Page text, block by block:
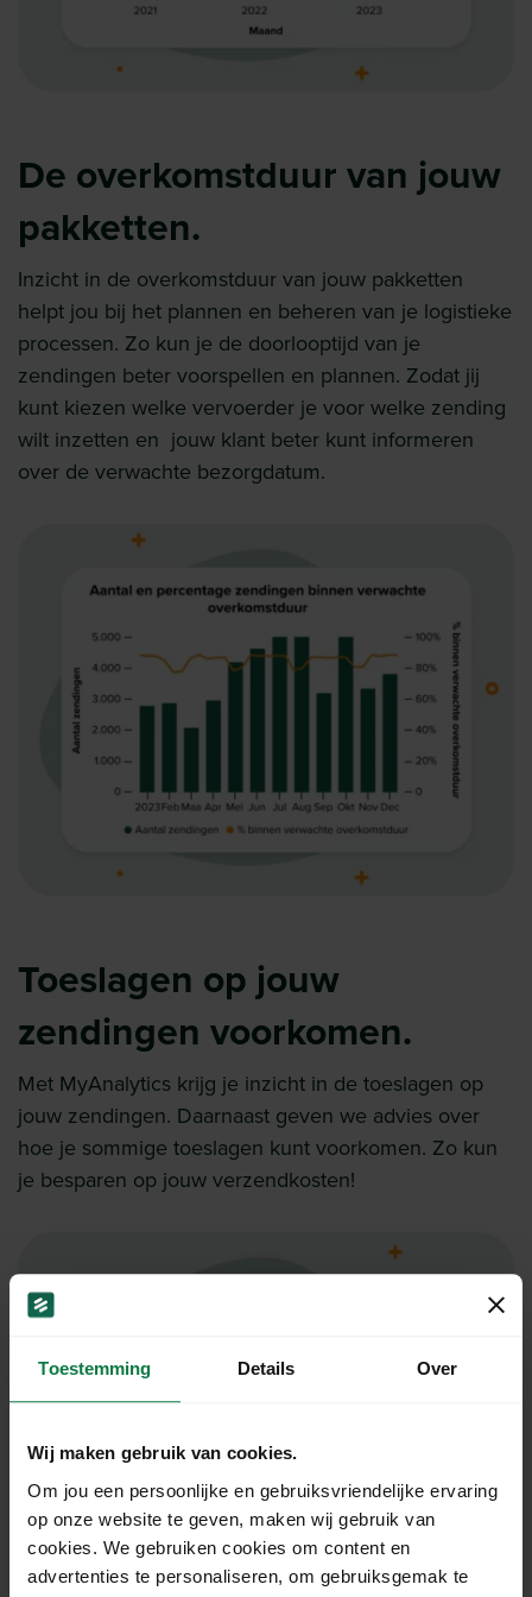
Toestemming Details Over
Wij maken gebruik van cookies.
Om jou een persoonlijke en gebruiksvriendelijke ervaring
op onze website te geven, maken wij gebruik van
cookies. We gebruiken cookies om content en
advertenties te personaliseren, om gebruiksgemak te
De overkomstduur van jouw
pakketten.
Inzicht in de overkomstduur van jouw pakketten
helpt jou bij het plannen en beheren van je logistieke
processen. Zo kun je de doorlooptijd van je
zendingen beter voorspellen en plannen. Zodat jij
kunt kiezen welke vervoerder je voor welke zending
wilt inzetten en jouw klant beter kunt informeren
over de verwachte bezorgdatum.
Toeslagen op jouw
zendingen voorkomen.
Met MyAnalytics krijg je inzicht in de toeslagen op
jouw zendingen. Daarnaast geven we advies over
hoe je sommige toeslagen kunt voorkomen. Zo kun
je besparen op jouw verzendkosten!